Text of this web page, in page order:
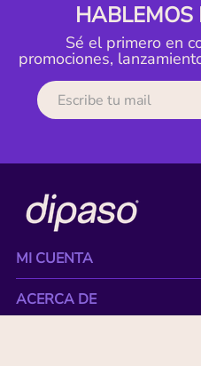
HABLEMOS
Sé el primero en
promociones,
MI CUENTA
ACERCA DE